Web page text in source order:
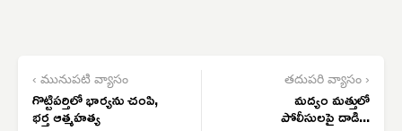
‹ మునుపటి వ్యాసం
గొట్టిపర్తిలో భార్యను చంపి,
భర్త ఆత్మహత్య
తదుపరి వ్యాసం ›
మద్యం మత్తులో
పోలీసులపై దాడి...